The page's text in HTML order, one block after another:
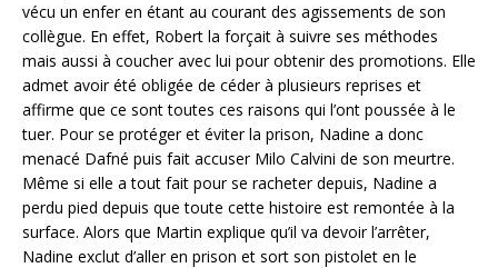
vécu un enfer en étant au courant des agissements de son
collègue. En effet, Robert la forçait à suivre ses méthodes
mais aussi à coucher avec lui pour obtenir des promotions. Elle
admet avoir été obligée de céder à plusieurs reprises et
affirme que ce sont toutes ces raisons qui l’ont poussée à le
tuer. Pour se protéger et éviter la prison, Nadine a donc
menacé Dafné puis fait accuser Milo Calvini de son meurtre.
Même si elle a tout fait pour se racheter depuis, Nadine a
perdu pied depuis que toute cette histoire est remontée à la
surface. Alors que Martin explique qu’il va devoir l’arrêter,
Nadine exclut d’aller en prison et sort son pistolet en le